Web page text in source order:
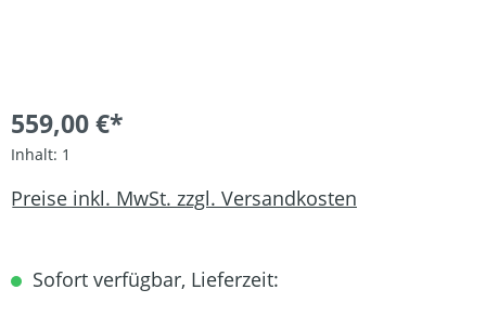
559,00 €*
Inhalt: 1
Preise inkl. MwSt. zzgl. Versandkosten
Sofort verfügbar, Lieferzeit: